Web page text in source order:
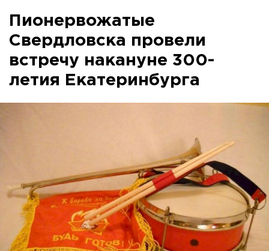
Пионервожатые
Свердловска провели
встречу накануне 300-
летия Екатеринбурга